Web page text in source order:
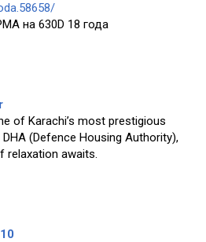
на 630D 18 года
of Karachi’s most prestigious
(Defence Housing Authority),
relaxation awaits.